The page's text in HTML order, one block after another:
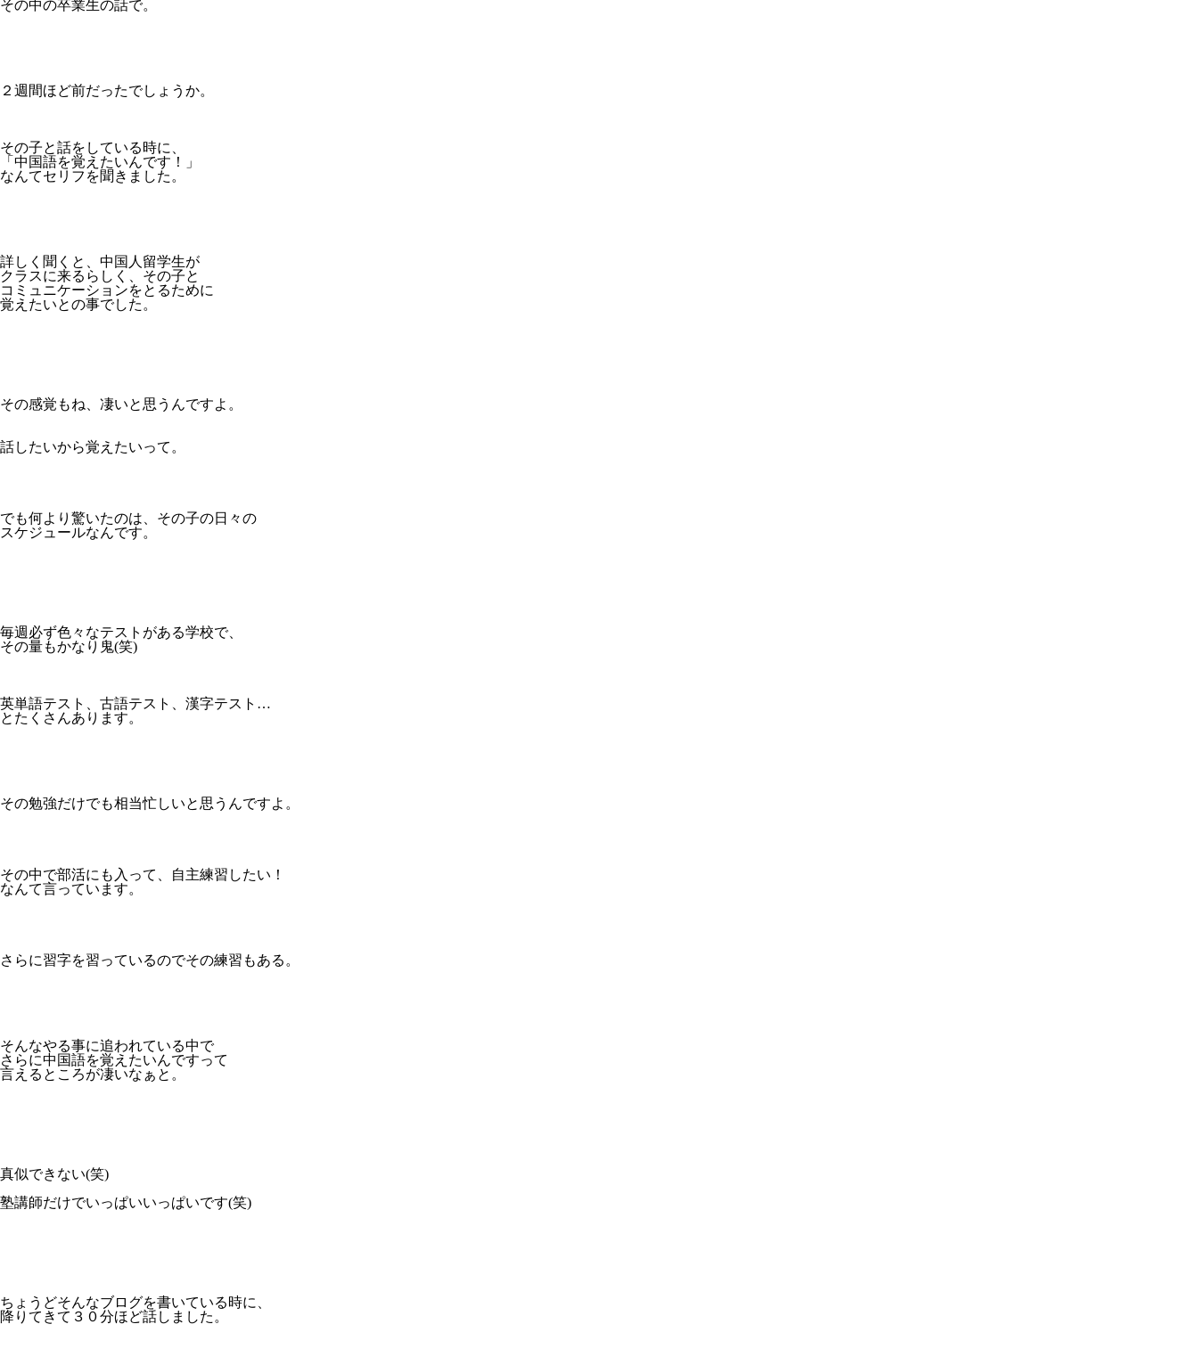
その中の卒業生の話で。
２週間ほど前だったでしょうか。
その子と話をしている時に、
「中国語を覚えたいんです！」
なんてセリフを聞きました。
詳しく聞くと、中国人留学生が
クラスに来るらしく、その子と
コミュニケーションをとるために
覚えたいとの事でした。
その感覚もね、凄いと思うんですよ。
話したいから覚えたいって。
でも何より驚いたのは、その子の日々の
スケジュールなんです。
毎週必ず色々なテストがある学校で、
その量もかなり鬼(笑)
英単語テスト、古語テスト、漢字テスト…
とたくさんあります。
その勉強だけでも相当忙しいと思うんですよ。
その中で部活にも入って、自主練習したい！
なんて言っています。
さらに習字を習っているのでその練習もある。
そんなやる事に追われている中で
さらに中国語を覚えたいんですって
言えるところが凄いなぁと。
真似できない(笑)
塾講師だけでいっぱいいっぱいです(笑)
ちょうどそんなブログを書いている時に、
降りてきて３０分ほど話しました。